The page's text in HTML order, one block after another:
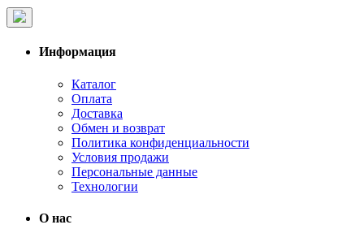
Информация
Каталог
Оплата
Доставка
Обмен и возврат
Политика конфиденциальности
Условия продажи
Персональные данные
Технологии
О нас